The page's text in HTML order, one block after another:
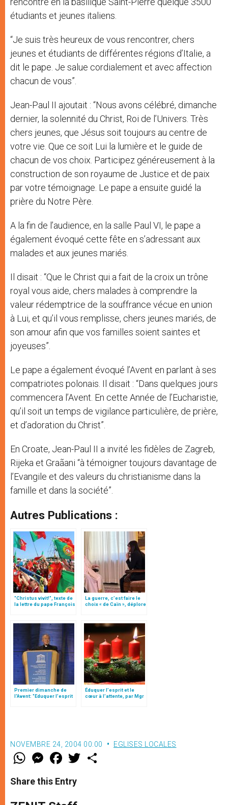
étudiants et jeunes italiens.
“Je suis très heureux de vous rencontrer, chers
jeunes et étudiants de différentes régions d’Italie, a
dit le pape. Je salue cordialement et avec affection
chacun de vous”.
Jean-Paul II ajoutait : “Nous avons célébré, dimanche
dernier, la solennité du Christ, Roi de l’Univers. Très
chers jeunes, que Jésus soit toujours au centre de
votre vie. Que ce soit Lui la lumière et le guide de
chacun de vos choix. Participez généreusement à la
construction de son royaume de Justice et de paix
par votre témoignage. Le pape a ensuite guidé la
prière du Notre Père.
A la fin de l’audience, en la salle Paul VI, le pape a
également évoqué cette fête en s’adressant aux
malades et aux jeunes mariés.
Il disait : “Que le Christ qui a fait de la croix un trône
royal vous aide, chers malades à comprendre la
valeur rédemptrice de la souffrance vécue en union
à Lui, et qu’il vous remplisse, chers jeunes mariés, de
son amour afin que vos familles soient saintes et
joyeuses”.
Le pape a également évoqué l’Avent en parlant à ses
compatriotes polonais. Il disait : “Dans quelques jours
commencera l’Avent. En cette Année de l’Eucharistie,
qu’il soit un temps de vigilance particulière, de prière,
et d’adoration du Christ”.
En Croate, Jean-Paul II a invité les fidèles de Zagreb,
Rijeka et Graãani “à témoigner toujours davantage de
l’Evangile et des valeurs du christianisme dans la
famille et dans la société”.
Autres Publications :
"Christus vivit!", texte de
la lettre du pape François
La guerre, c’est faire le
choix « de Caïn », déplore
Premier dimanche de
l'Avent: "Eduquer l’esprit
Éduquer l’esprit et le
cœur à l’attente, par Mgr
NOVEMBRE 24, 2004 00:00 EGLISES LOCALES
W
t
s
p
M
e
s
e
g
F
a
e
b
o
w
Share this Entry